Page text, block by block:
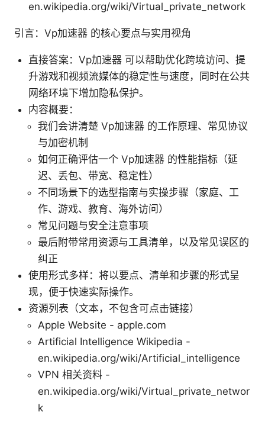
en.wikipedia.org/wiki/Virtual_private_network
引言：Vp加速器 的核心要点与实用视角
直接答案：Vp加速器 可以帮助优化跨境访问、提
升游戏和视频流媒体的稳定性与速度，同时在公共
网络环境下增加隐私保护。
内容概要：
我们会讲清楚 Vp加速器 的工作原理、常见协议
与加密机制
如何正确评估一个 Vp加速器 的性能指标（延
迟、丢包、带宽、稳定性）
不同场景下的选型指南与实操步骤（家庭、工
作、游戏、教育、海外访问）
常见问题与安全注意事项
最后附带常用资源与工具清单，以及常见误区的
纠正
使用形式多样：将以要点、清单和步骤的形式呈
现，便于快速实际操作。
资源列表（文本，不包含可点击链接）
Apple Website - apple.com
Artificial Intelligence Wikipedia -
en.wikipedia.org/wiki/Artificial_intelligence
VPN 相关资料 -
en.wikipedia.org/wiki/Virtual_private_networ
k